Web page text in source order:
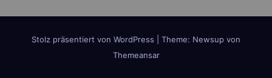
Stolz präsentiert von WordPress Theme: Newsup von
Themeansar